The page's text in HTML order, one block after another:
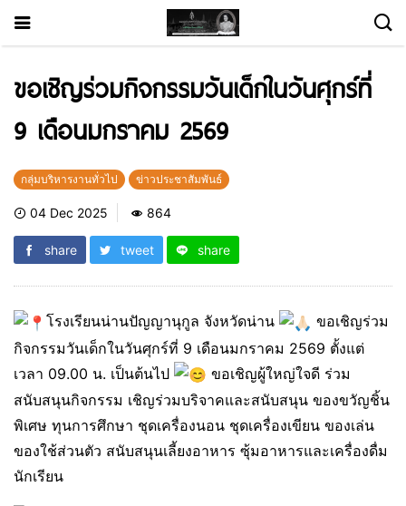
ขอเชิญร่วมกิจกรรมวันเด็กในวันศุกร์ที่
9 เดือนมกราคม 2569
กลุ่มบริหารงานทั่วไป ข่าวประชาสัมพันธ์
04 Dec 2025 864
share tweet share
โรงเรียนน่านปัญญานุกูล จังหวัดน่าน
ขอเชิญร่วม
กิจกรรมวันเด็กในวันศุกร์ที่ 9 เดือนมกราคม 2569 ตั้งแต่
เวลา 09.00 น. เป็นต้นไป
ขอเชิญผู้ใหญ่ใจดี ร่วม
สนับสนุนกิจกรรม เชิญร่วมบริจาคและสนับสนุน ของขวัญชิ้น
พิเศษ ทุนการศึกษา ชุดเครื่องนอน ชุดเครื่องเขียน ของเล่น
ของใช้ส่วนตัว สนับสนุนเลี้ยงอาหาร ซุ้มอาหารและเครื่องดื่ม
นักเรียน